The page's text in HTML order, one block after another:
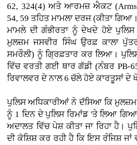
62, 324(4) ਅਤੇ ਆਰਮਜ਼ ਐਕਟ (Arms
54, 59 ਤਹਿਤ ਮਾਮਲਾ ਦਰਜ (ਕੀਤਾ ਗਿਆ।
ਮਾਮਲੇ ਦੀ ਗੰਭੀਰਤਾ ਨੂੰ ਦੇਖਦੇ ਹੋਏ
ਮੁਲਜ਼ਮ ਜਸਵੀਰ ਸਿੰਘ ਉਰਫ਼ ਕਾਲਾ
ਸਮਰੌਲੀ) ਨੂੰ ਗ੍ਰਿਫ਼ਤਾਰ ਕਰ ਲਿਆ।
ਵਿੱਚ ਵਰਤੀ ਗਈ ਥਾਰ ਗੱਡੀ (ਨੰਬਰ PB-
ਰਿਵਾਲਵਰ ਦੇ ਨਾਲ 6 ਚੱਲੇ ਹੋਏ ਕਾਰਤੂਸਾਂ ਦੇ
ਪੁਲਿਸ ਅਧਿਕਾਰੀਆਂ ਨੇ ਦੱਸਿਆ ਕਿ ਮੁਲਜ਼ਮ
ਨੂੰ 1 ਦਿਨ ਦੇ ਪੁਲਿਸ ਰਿਮਾਂਡ 'ਤੇ ਲਿਆ
ਅਦਾਲਤ ਵਿੱਚ ਪੇਸ਼ ਕੀਤਾ ਜਾ ਰਿਹਾ ਹੈ।
ਦੀ ਕੋਸ਼ਿਸ਼ ਕਰ ਰਹੀ ਹੈ ਕਿ ਇਸ ਰੰਜਿਸ਼ ਜਾਂ